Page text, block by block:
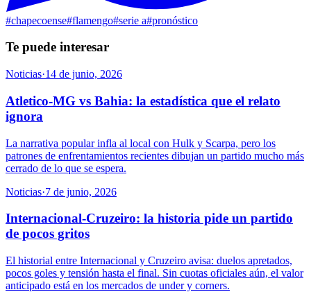
#chapecoense#flamengo#serie a#pronóstico
Te puede interesar
Noticias·14 de junio, 2026
Atletico-MG vs Bahia: la estadística que el relato
ignora
La narrativa popular infla al local con Hulk y Scarpa, pero los
patrones de enfrentamientos recientes dibujan un partido mucho más
cerrado de lo que se espera.
Noticias·7 de junio, 2026
Internacional-Cruzeiro: la historia pide un partido
de pocos gritos
El historial entre Internacional y Cruzeiro avisa: duelos apretados,
pocos goles y tensión hasta el final. Sin cuotas oficiales aún, el valor
anticipado está en los mercados de under y corners.